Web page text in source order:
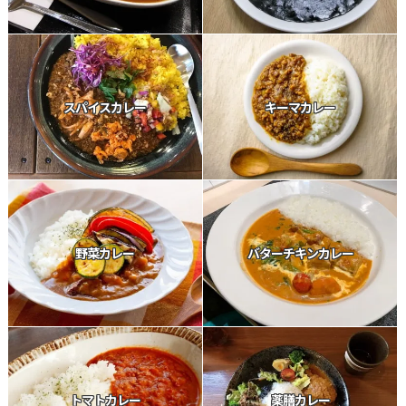
スパイスカレー キーマカレー
野菜カレー バターチキンカレー
トマトカレー 薬膳カレー